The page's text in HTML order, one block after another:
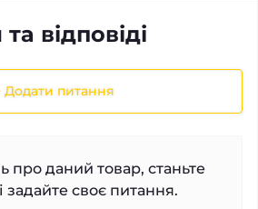
відповіді
Додати питання
про даний товар, станьте
своє питання.